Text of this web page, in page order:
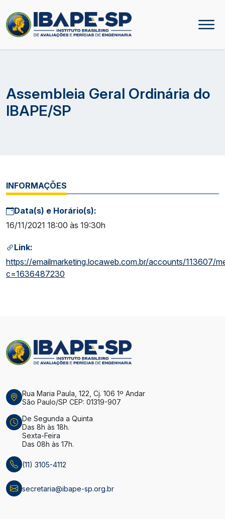
Assembleia Geral Ordinária do
IBAPE/SP
INFORMAÇÕES
Data(s) e Horário(s):
16/11/2021 18:00 às 19:30h
Link:
https://emailmarketing.locaweb.com.br/accounts/113607/
c=1636487230
Rua Maria Paula, 122, Cj. 106 1º Andar
São Paulo/SP CEP: 01319-907
De Segunda a Quinta
Das 8h às 18h.
Sexta-Feira
Das 08h às 17h.
(11) 3105-4112
secretaria@ibape-sp.org.br